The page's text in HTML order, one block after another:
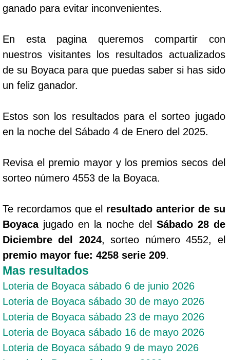
ganado para evitar inconvenientes.
En esta pagina queremos compartir con
nuestros visitantes los resultados actualizados
de su Boyaca para que puedas saber si has sido
un feliz ganador.
Estos son los resultados para el sorteo jugado
en la noche del Sábado 4 de Enero del 2025.
Revisa el premio mayor y los premios secos del
sorteo número 4553 de la Boyaca.
Te recordamos que el resultado anterior de su
Boyacajugado en la noche del Sábado 28 de
Diciembre del 2024, sorteo número 4552, el
premio mayor fue: 4258 serie 209.
Mas resultados
Loteria de Boyaca sábado 6 de junio 2026
Loteria de Boyaca sábado 30 de mayo 2026
Loteria de Boyaca sábado 23 de mayo 2026
Loteria de Boyaca sábado 16 de mayo 2026
Loteria de Boyaca sábado 9 de mayo 2026